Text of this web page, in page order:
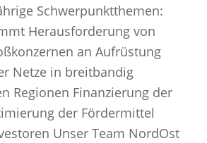
Schwerpunktthemen:
Herausforderung von
an Aufrüstung
Netze in breitbandig
Regionen Finanzierung der
der Fördermittel
Unser Team NordOst